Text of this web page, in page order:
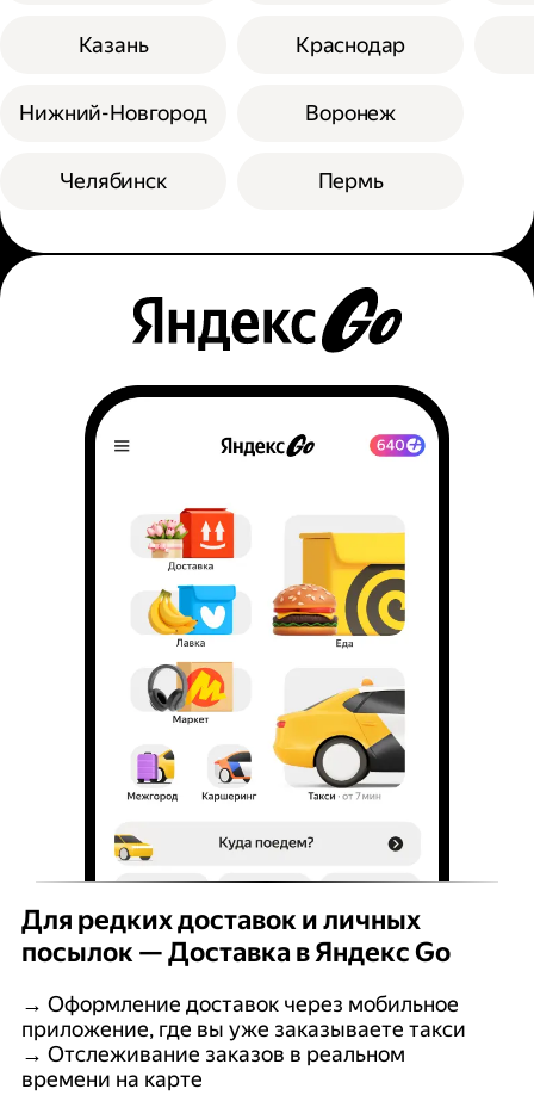
Казань
Нижний-Новгород
Челябинск
Краснодар
Воронеж
Пермь
Для редких доставок и личных
посылок — Доставка в Яндекс Go
→ Оформление доставок через мобильное
приложение, где вы уже заказываете такси
→ Отслеживание заказов в реальном
времени на карте